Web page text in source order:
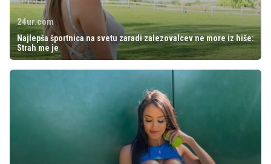
24ur.com
Najlepša športnica na svetu zaradi zalezovalcev ne more iz hiše:
Strah me je